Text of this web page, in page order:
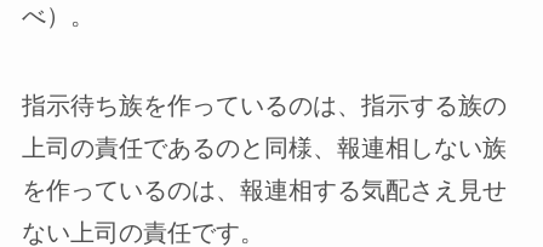
べ）。
指示待ち族を作っているのは、指示する族の
上司の責任であるのと同様、報連相しない族
を作っているのは、報連相する気配さえ見せ
ない上司の責任です。